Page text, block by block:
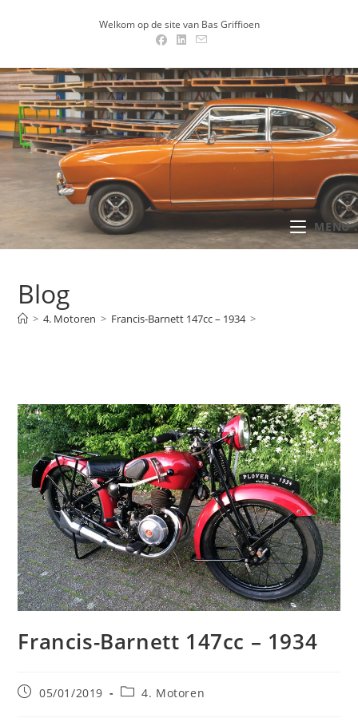
Welkom op de site van Bas Griffioen
MENU .
Blog
> 4. Motoren > Francis-Barnett 147cc – 1934 >
Francis-Barnett 147cc – 1934
Bericht05/01/2019 Berichtcategorie:
4. Motoren